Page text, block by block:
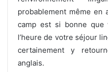
probablement même en
camp est si bonne que
l’heure de votre séjour
certainement y
anglais.